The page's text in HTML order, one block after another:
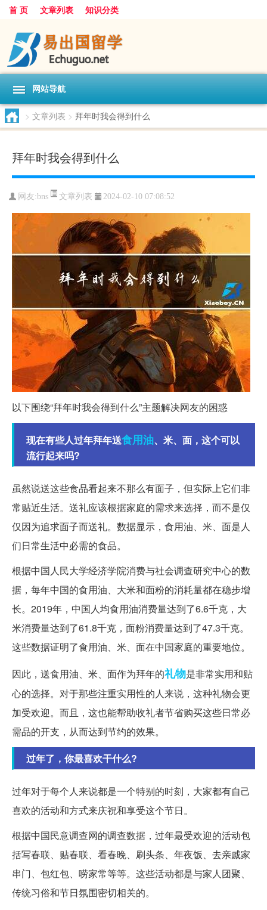
首 页 文章列表 知识分类
网站导航
> 文章列表 > 拜年时我会得到什么
拜年时我会得到什么
网友:bns 文章列表 2024-02-10 07:08:52
以下围绕“拜年时我会得到什么”主题解决网友的困惑
现在有些人过年拜年送食用油、米、面，这个可以
流行起来吗?
虽然说送这些食品看起来不那么有面子，但实际上它们非
常贴近生活。送礼应该根据家庭的需求来选择，而不是仅
仅因为追求面子而送礼。数据显示，食用油、米、面是人
们日常生活中必需的食品。
根据中国人民大学经济学院消费与社会调查研究中心的数
据，每年中国的食用油、大米和面粉的消耗量都在稳步增
长。2019年，中国人均食用油消费量达到了6.6千克，大
米消费量达到了61.8千克，面粉消费量达到了47.3千克。
这些数据证明了食用油、米、面在中国家庭的重要地位。
因此，送食用油、米、面作为拜年的礼物是非常实用和贴
心的选择。对于那些注重实用性的人来说，这种礼物会更
加受欢迎。而且，这也能帮助收礼者节省购买这些日常必
需品的开支，从而达到节约的效果。
过年了，你最喜欢干什么?
过年对于每个人来说都是一个特别的时刻，大家都有自己
喜欢的活动和方式来庆祝和享受这个节日。
根据中国民意调查网的调查数据，过年最受欢迎的活动包
括写春联、贴春联、看春晚、刷头条、年夜饭、去亲戚家
串门、包红包、唠家常等等。这些活动都是与家人团聚、
传统习俗和节日氛围密切相关的。